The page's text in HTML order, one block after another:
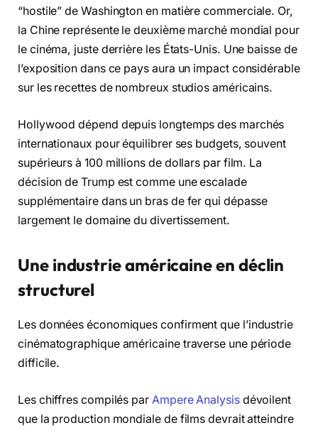
“hostile” de Washington en matière commerciale. Or,
la Chine représente le deuxième marché mondial pour
le cinéma, juste derrière les États-Unis. Une baisse de
l’exposition dans ce pays aura un impact considérable
sur les recettes de nombreux studios américains.
Hollywood dépend depuis longtemps des marchés
internationaux pour équilibrer ses budgets, souvent
supérieurs à 100 millions de dollars par film. La
décision de Trump est comme une escalade
supplémentaire dans un bras de fer qui dépasse
largement le domaine du divertissement.
Une industrie américaine en déclin
structurel
Les données économiques confirment que l’industrie
cinématographique américaine traverse une période
difficile.
Les chiffres compilés par Ampere Analysisdévoilent
que la production mondiale de films devrait atteindre